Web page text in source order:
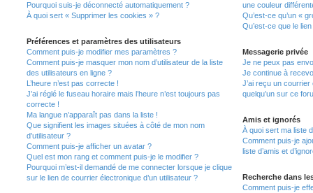
Pourquoi suis-je déconnecté automatiquement ?
À quoi sert « Supprimer les cookies » ?
Préférences et paramètres des utilisateurs
Comment puis-je modifier mes paramètres ?
Comment puis-je masquer mon nom d’utilisateur de la liste
des utilisateurs en ligne ?
L’heure n’est pas correcte !
J’ai réglé le fuseau horaire mais l’heure n’est toujours pas
correcte !
Ma langue n’apparaît pas dans la liste !
Que signifient les images situées à côté de mon nom
d’utilisateur ?
Comment puis-je afficher un avatar ?
Quel est mon rang et comment puis-je le modifier ?
Pourquoi m’est-il demandé de me connecter lorsque je clique
sur le lien de courrier électronique d’un utilisateur ?
une couleur
Qu’est-ce qu’un «
Qu’est-ce que le lien
Messagerie privée
Je ne peux pas
Je continue à
J’ai reçu un
quelqu’un sur ce
Amis et ignorés
À quoi sert ma liste
Comment puis-je
liste d’amis et
Recherche dans
Comment puis-je